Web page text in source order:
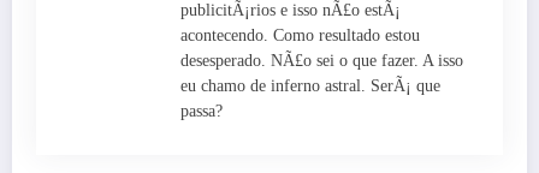
publicitÃ¡rios e isso nÃ£o estÃ¡
acontecendo. Como resultado estou
desesperado. NÃ£o sei o que fazer. A isso
eu chamo de inferno astral. SerÃ¡ que
passa?